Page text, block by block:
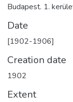
Budapest. 1.
Date
[1902-1906]
Creation date
1902
Extent